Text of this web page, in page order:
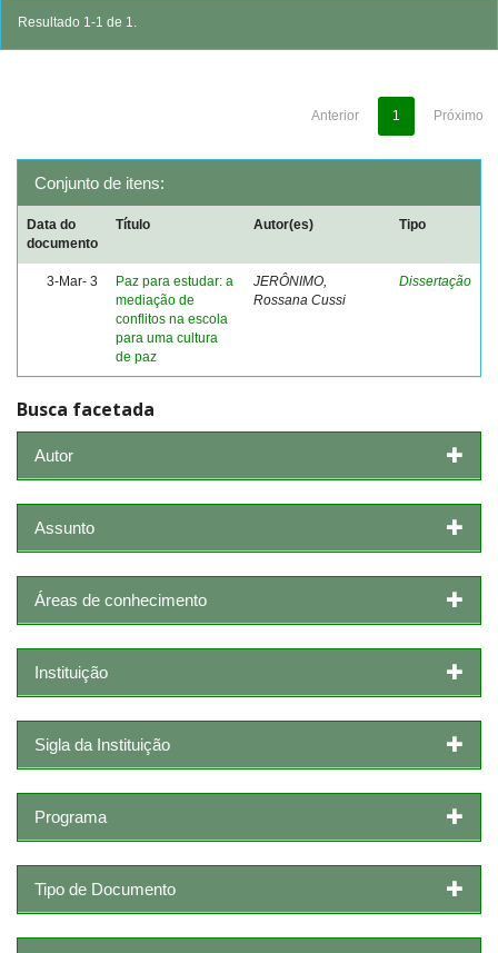
Resultado 1-1 de 1.
Anterior 1 Próximo
Conjunto de itens:
Data do
documento
Título Autor(es) Tipo
3-Mar- 3
Paz para estudar: a
mediação de
conflitos na escola
para uma cultura
de paz
JERÔNIMO,
Rossana Cussi
Dissertação
Busca facetada
Autor
Assunto
Áreas de conhecimento
Instituição
Sigla da Instituição
Programa
Tipo de Documento